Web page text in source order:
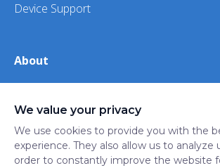
Device Support
About
iHealth
We value your privacy
We use cookies to provide you with the
experience. They also allow us to analyze
order to constantly improve the website